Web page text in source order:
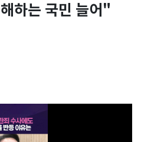
하는 국민 늘어"